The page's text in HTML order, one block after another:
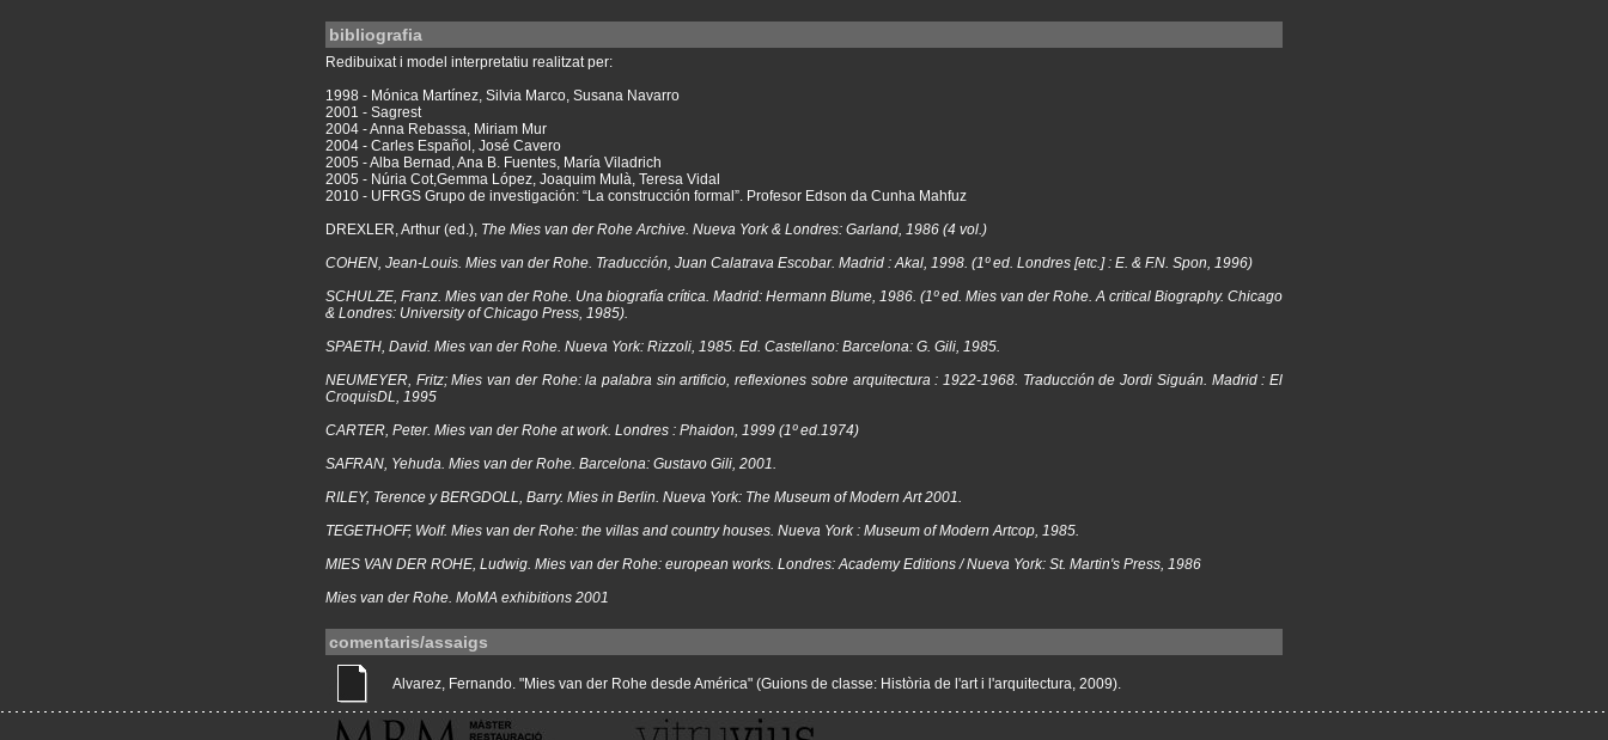
bibliografia
Redibuixat i model interpretatiu realitzat per:
1998 - Mónica Martínez, Silvia Marco, Susana Navarro
2001 - Sagrest
2004 - Anna Rebassa, Miriam Mur
2004 - Carles Español, José Cavero
2005 - Alba Bernad, Ana B. Fuentes, María Viladrich
2005 - Núria Cot,Gemma López, Joaquim Mulà, Teresa Vidal
2010 - UFRGS Grupo de investigación: “La construcción formal”. Profesor Edson da Cunha Mahfuz
DREXLER, Arthur (ed.), The Mies van der Rohe Archive. Nueva York & Londres: Garland, 1986 (4 vol.)
COHEN, Jean-Louis. Mies van der Rohe. Traducción, Juan Calatrava Escobar. Madrid : Akal, 1998. (1º ed. Londres [etc.] : E. & F.N. Spon, 1996)
SCHULZE, Franz. Mies van der Rohe. Una biografía crítica. Madrid: Hermann Blume, 1986. (1º ed. Mies van der Rohe. A critical Biography. Chicago
& Londres: University of Chicago Press, 1985).
SPAETH, David. Mies van der Rohe. Nueva York: Rizzoli, 1985. Ed. Castellano: Barcelona: G. Gili, 1985.
NEUMEYER, Fritz;Mies van der Rohe: la palabra sin artificio, reflexiones sobre arquitectura : 1922-1968. Traducción de Jordi Siguán. Madrid : El
CroquisDL, 1995
CARTER, Peter. Mies van der Rohe at work. Londres : Phaidon, 1999 (1º ed.1974)
SAFRAN, Yehuda. Mies van der Rohe. Barcelona: Gustavo Gili, 2001.
RILEY, Terence y BERGDOLL, Barry. Mies in Berlin. Nueva York: The Museum of Modern Art 2001.
TEGETHOFF, Wolf. Mies van der Rohe: the villas and country houses. Nueva York : Museum of Modern Artcop, 1985.
MIES VAN DER ROHE, Ludwig. Mies van der Rohe: european works. Londres: Academy Editions / Nueva York: St. Martin's Press, 1986
Mies van der Rohe. MoMA exhibitions 2001
comentaris/assaigs
Alvarez, Fernando. "Mies van der Rohe desde América" (Guions de classe: Història de l'art i l'arquitectura, 2009).